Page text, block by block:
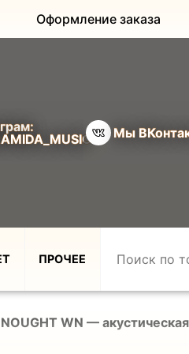
Оформление заказа
Мы
ПРОЧЕЕ
WN —